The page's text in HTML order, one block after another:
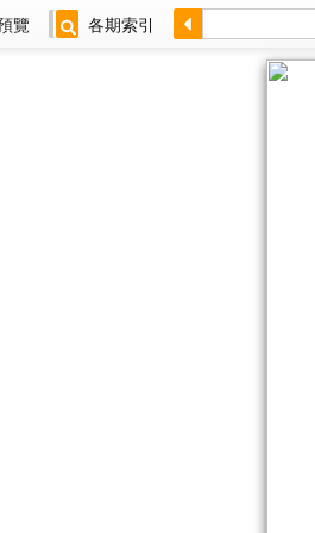
覽 各期索引